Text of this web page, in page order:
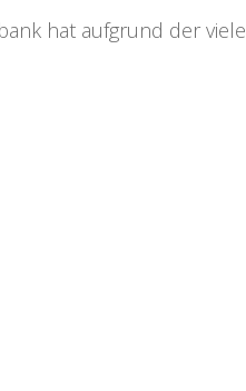
hat aufgrund der